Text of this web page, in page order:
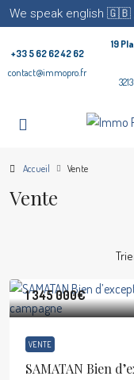
We speak english
+33 5 62 62 42 62
contact@immopro.fr
19
Accueil Vente
Vente
1 345 000€
VENTE
SAMATAN Bien